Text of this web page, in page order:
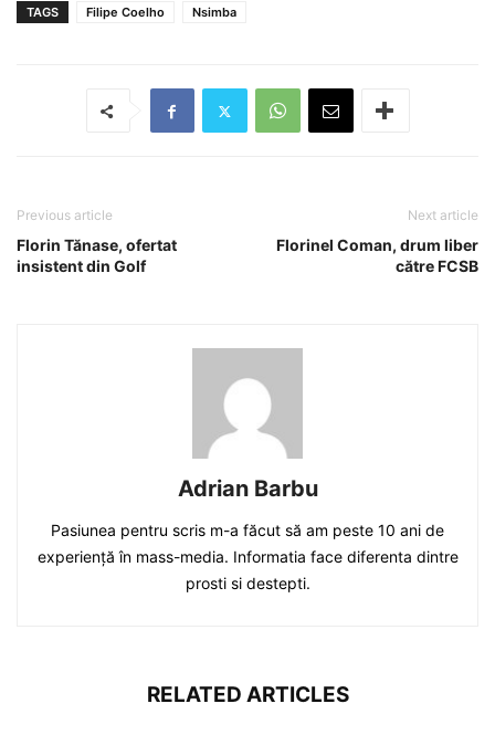
TAGS Filipe Coelho Nsimba
Previous article
Florin Tănase, ofertat
insistent din Golf
Next article
Florinel Coman, drum liber
către FCSB
Adrian Barbu
Pasiunea pentru scris m-a făcut să am peste 10 ani de
experiență în mass-media. Informatia face diferenta dintre
prosti si destepti.
RELATED ARTICLES